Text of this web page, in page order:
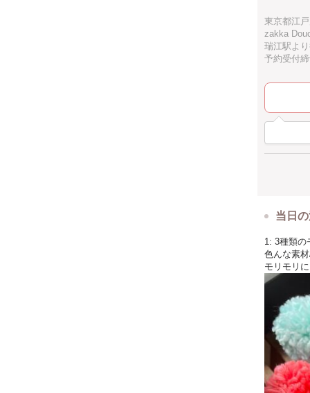
グレー
東京都江
zakka
瑞江駅よ
予約受付
当日
1: 3種類の
色んな素
モリモリ